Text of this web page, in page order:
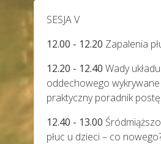
SESJA V
12.00 - 12.20 Zapalenia
12.20 - 12.40 Wady układu
oddechowego
praktyczny poradnik
12.40 - 13.00
płuc u dzieci – co